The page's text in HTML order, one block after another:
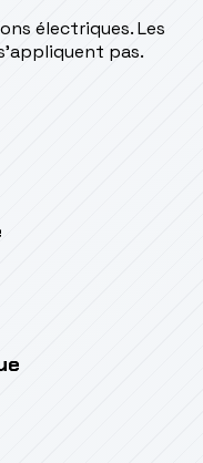
électriques. Les
pas.